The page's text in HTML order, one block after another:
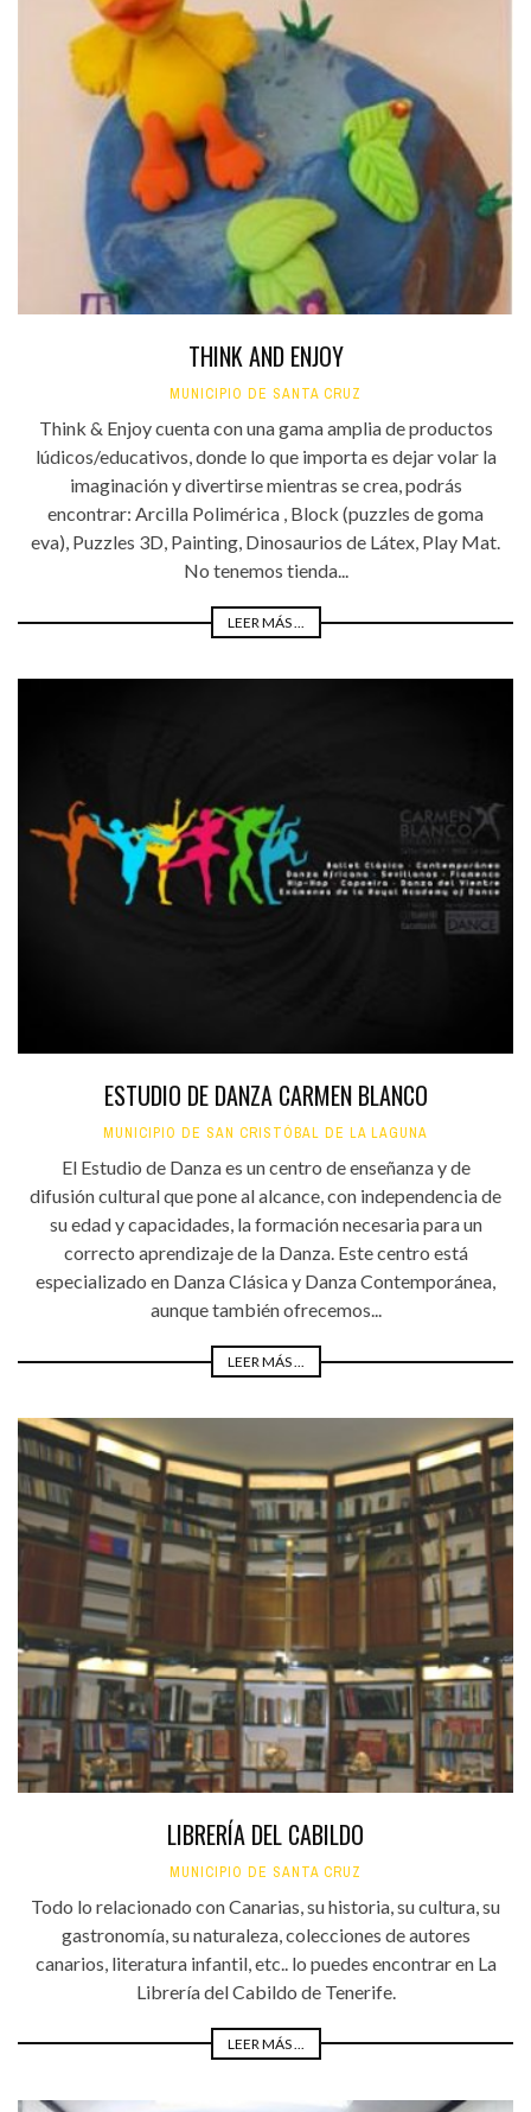
THINK AND ENJOY
MUNICIPIO DE SANTA CRUZ
Think & Enjoy cuenta con una gama amplia de productos
lúdicos/educativos, donde lo que importa es dejar volar la
imaginación y divertirse mientras se crea, podrás
encontrar: Arcilla Polimérica , Block (puzzles de goma
eva), Puzzles 3D, Painting, Dinosaurios de Látex, Play Mat.
No tenemos tienda...
LEER MÁS ...
ESTUDIO DE DANZA CARMEN BLANCO
MUNICIPIO DE SAN CRISTÓBAL DE LA LAGUNA
El Estudio de Danza es un centro de enseñanza y de
difusión cultural que pone al alcance, con independencia de
su edad y capacidades, la formación necesaria para un
correcto aprendizaje de la Danza. Este centro está
especializado en Danza Clásica y Danza Contemporánea,
aunque también ofrecemos...
LEER MÁS ...
LIBRERÍA DEL CABILDO
MUNICIPIO DE SANTA CRUZ
Todo lo relacionado con Canarias, su historia, su cultura, su
gastronomía, su naturaleza, colecciones de autores
canarios, literatura infantil, etc.. lo puedes encontrar en La
Librería del Cabildo de Tenerife.
LEER MÁS ...